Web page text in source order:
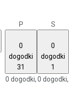
P S
0
dogodki
31
0 dogodki,
0
dogodki
1
0 dogodki,